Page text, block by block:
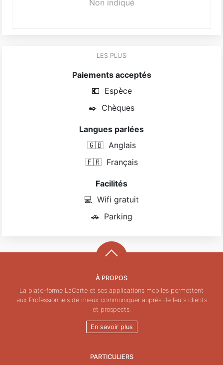
Non indiqué
LES PLUS
Paiements acceptés
💶 Espèce
✒️ Chèques
Langues parlées
🇬🇧 Anglais
🇫🇷 Français
Facilités
💻 Wifi gratuit
🚗 Parking
À PROPOS
La plate-forme LaCarte et ses applications mobiles permettent
aux Professionnels de mieux communiquer auprès de leurs clients
et prospects.
En savoir plus
PARTICULIERS